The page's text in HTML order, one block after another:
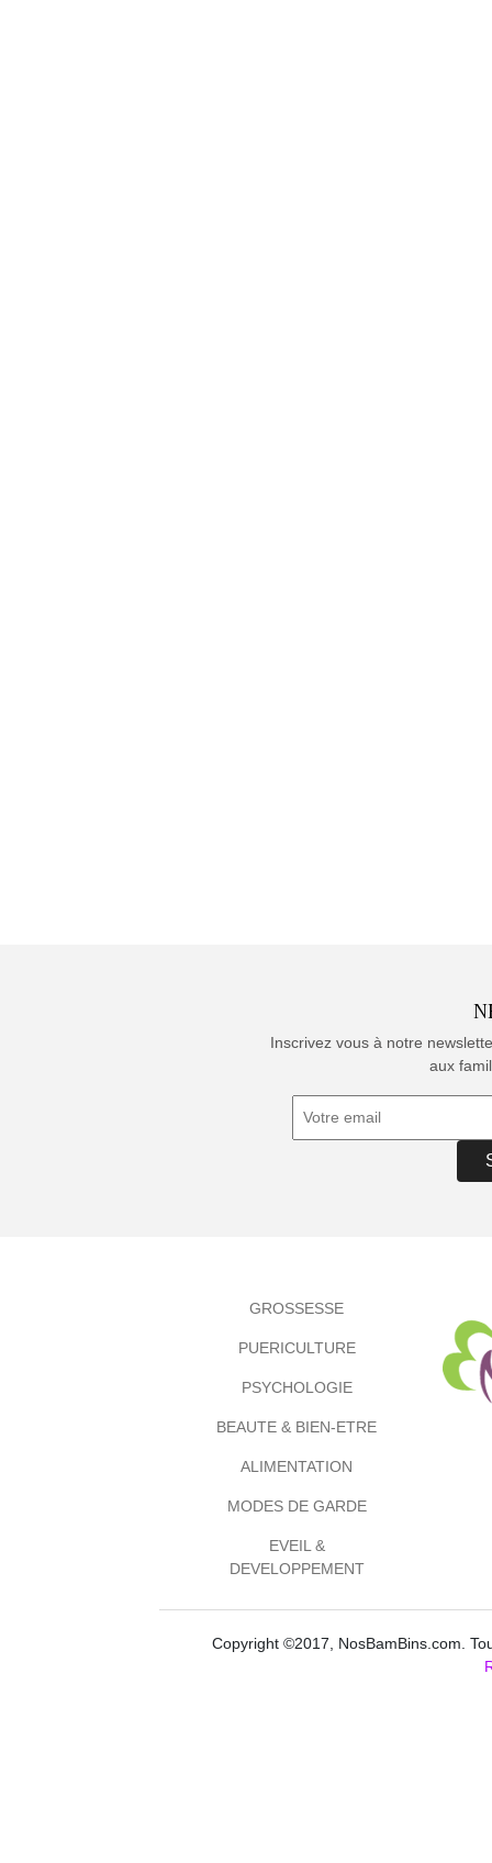
Inscrivez vous à notre
aux
GROSSESSE
PUERICULTURE
PSYCHOLOGIE
BEAUTE & BIEN-ETRE
ALIMENTATION
MODES DE GARDE
EVEIL &
DEVELOPPEMENT
Copyright ©2017, NosBamBins.com.